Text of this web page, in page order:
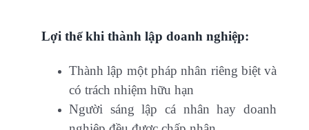
Lợi thế khi thành lập doanh nghiệp:
Thành lập một pháp nhân riêng biệt và
có trách nhiệm hữu hạn
Người sáng lập cá nhân hay doanh